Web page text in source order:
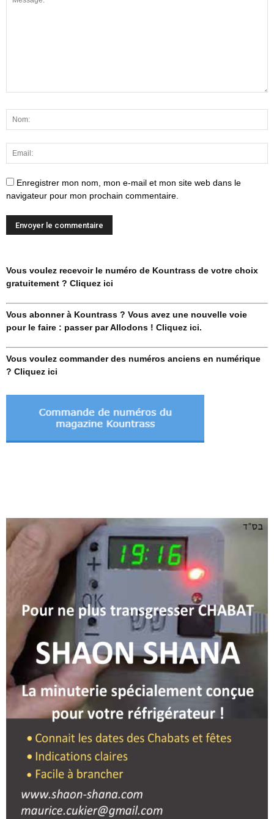
Enregistrer mon nom, mon e-mail et mon site web dans le
navigateur pour mon prochain commentaire.
Vous voulez recevoir le numéro de Kountrass de votre choix
gratuitement ? Cliquez ici
Vous abonner à Kountrass ? Vous avez une nouvelle voie
pour le faire : passer par Allodons ! Cliquez ici.
Vous voulez commander des numéros anciens en numérique
? Cliquez ici